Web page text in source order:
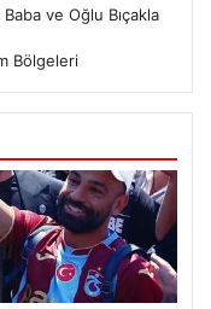
Baba ve Oğlu Bıçakla
Bölgeleri